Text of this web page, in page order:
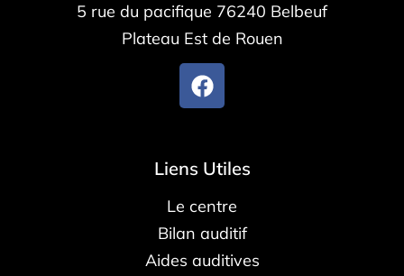
5 rue du pacifique 76240 Belbeuf
Plateau Est de Rouen
Liens Utiles
Le centre
Bilan auditif
Aides auditives